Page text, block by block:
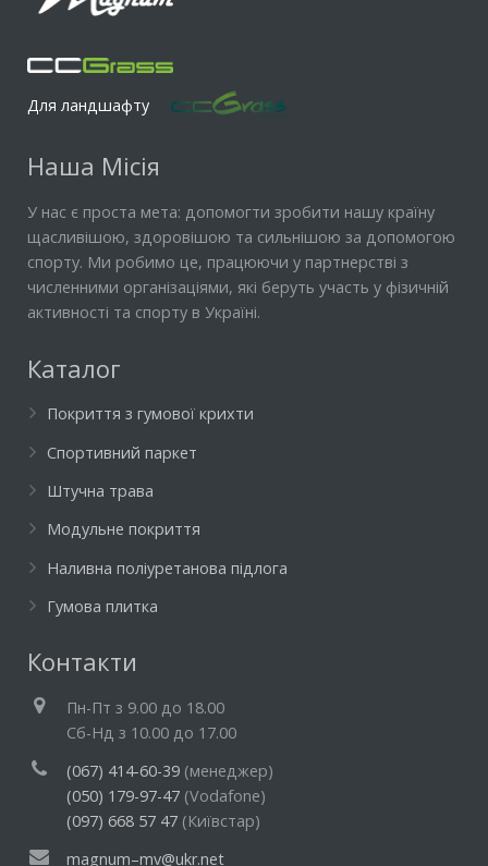
Для ландшафту
Наша Місія
У нас є проста мета: допомогти зробити нашу країну
щасливішою, здоровішою та сильнішою за допомогою
спорту. Ми робимо це, працюючи у партнерстві з
численними організаціями, які беруть участь у фізичній
активності та спорту в Україні.
Каталог
Покриття з гумової крихти
Спортивний паркет
Штучна трава
Модульне покриття
Наливна поліуретанова підлога
Гумова плитка
Контакти
Пн-Пт з 9.00 до 18.00
Cб-Нд з 10.00 до 17.00
(067) 414-60-39 (менеджер)
(050) 179-97-47 (Vodafone)
(097) 668 57 47 (Київстар)
magnum–mv@ukr.net